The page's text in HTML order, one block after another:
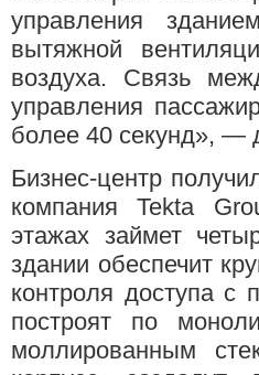
управления
вытяжной
воздуха. Связь
управления
более 40 секунд», —
Бизнес-центр
компания Tekta
этажах займет
здании обеспечит
контроля доступа с
построят по
моллированным